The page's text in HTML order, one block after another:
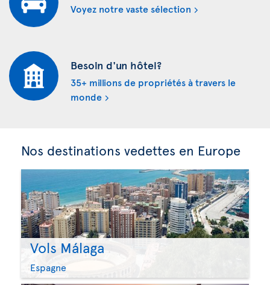
Voyez notre vaste sélection
Besoin d'un hôtel?
35+ millions de propriétés à travers le
monde
Nos destinations vedettes en Europe
Vols Málaga
Espagne